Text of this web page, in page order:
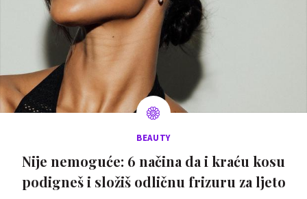
BEAUTY
Nije nemoguće: 6 načina da i kraću kosu
podigneš i složiš odličnu frizuru za ljeto